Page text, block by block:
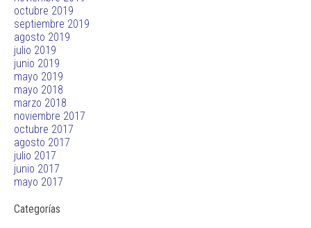
octubre 2019
septiembre 2019
agosto 2019
julio 2019
junio 2019
mayo 2019
mayo 2018
marzo 2018
noviembre 2017
octubre 2017
agosto 2017
julio 2017
junio 2017
mayo 2017
Categorías